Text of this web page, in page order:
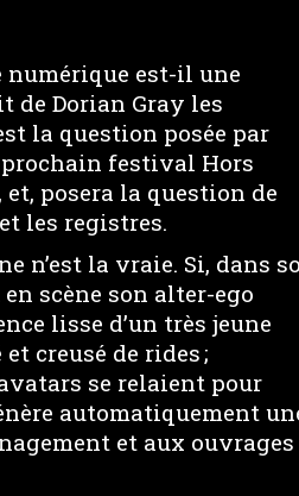
numérique est-il une
de Dorian Gray les
la question posée par
festival Hors
posera la question de
les registres.
n’est la vraie. Si, dans
scène son alter-ego
lisse d’un très jeune
creusé de rides ;
se relaient pour
automatiquement
et aux ouvrages